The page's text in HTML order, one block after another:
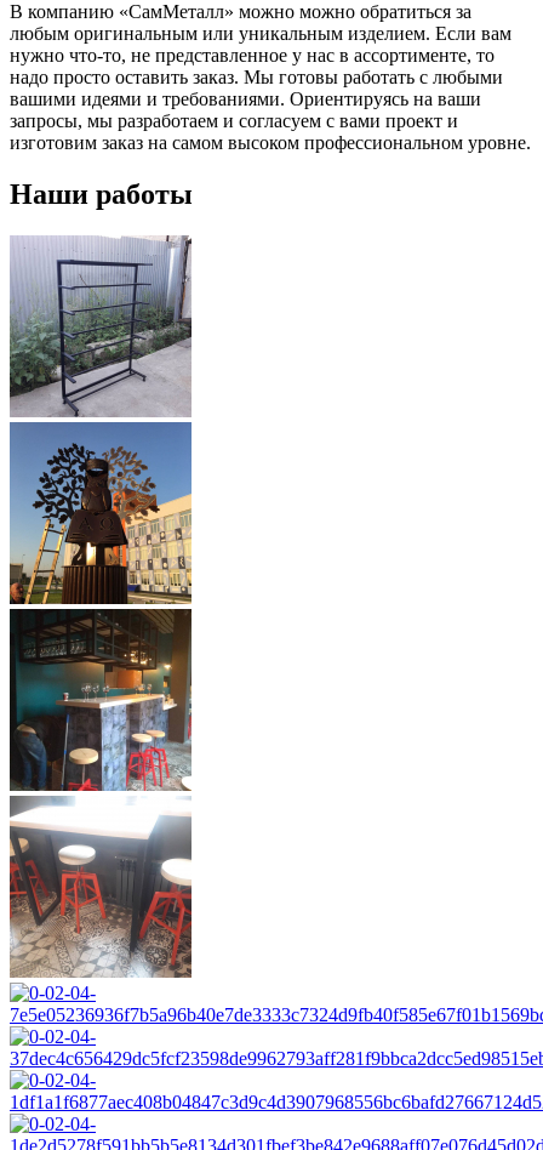
В компанию «СамМеталл» можно можно обратиться за
любым оригинальным или уникальным изделием. Если вам
нужно что-то, не представленное у нас в ассортименте, то
надо просто оставить заказ. Мы готовы работать с любыми
вашими идеями и требованиями. Ориентируясь на ваши
запросы, мы разработаем и согласуем с вами проект и
изготовим заказ на самом высоком профессиональном уровне.
Наши работы